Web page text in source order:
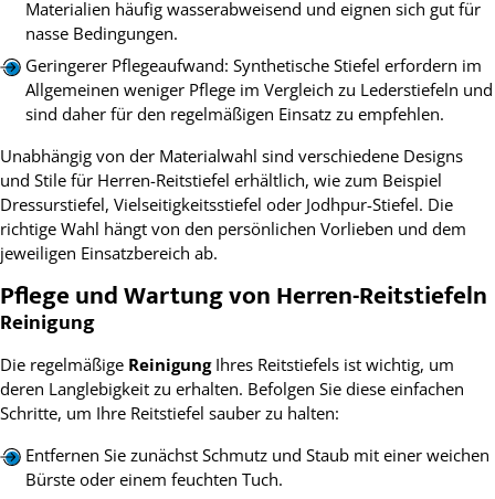
Materialien häufig wasserabweisend und eignen sich gut für
nasse Bedingungen.
Geringerer Pflegeaufwand: Synthetische Stiefel erfordern im
Allgemeinen weniger Pflege im Vergleich zu Lederstiefeln und
sind daher für den regelmäßigen Einsatz zu empfehlen.
Unabhängig von der Materialwahl sind verschiedene Designs
und Stile für Herren-Reitstiefel erhältlich, wie zum Beispiel
Dressurstiefel, Vielseitigkeitsstiefel oder Jodhpur-Stiefel. Die
richtige Wahl hängt von den persönlichen Vorlieben und dem
jeweiligen Einsatzbereich ab.
Pflege und Wartung von Herren-Reitstiefeln
Reinigung
Die regelmäßige ReinigungIhres Reitstiefels ist wichtig, um
deren Langlebigkeit zu erhalten. Befolgen Sie diese einfachen
Schritte, um Ihre Reitstiefel sauber zu halten:
Entfernen Sie zunächst Schmutz und Staub mit einer weichen
Bürste oder einem feuchten Tuch.